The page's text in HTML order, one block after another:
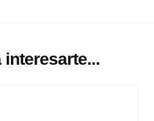
interesarte...